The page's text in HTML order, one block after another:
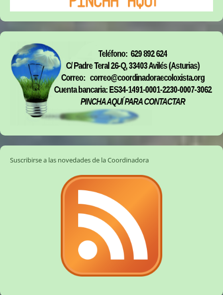
Suscribirse a las novedades de la Coordinadora